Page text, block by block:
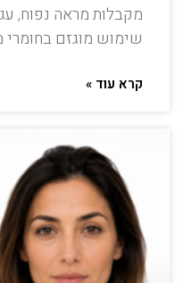
מקבלות מראה נפוח,
שימוש מוגזם בחומרי
קרא עוד »